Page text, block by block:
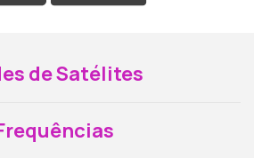
de Satélites